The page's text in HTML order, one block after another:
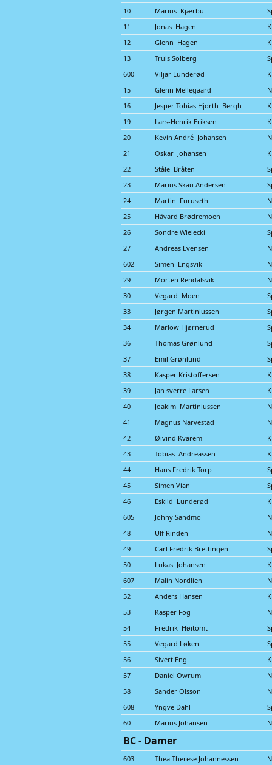
10
Marius Kjærbu
11
Jonas Hagen
12
Glenn Hagen
13
Truls Solberg
600
Viljar Lunderød
15
Glenn Mellegaard
16
Jesper Tobias Hjorth Bergh
19
Lars-Henrik Eriksen
20
Kevin André Johansen
21
Oskar Johansen
22
Ståle Bråten
23
Marius Skau Andersen
24
Martin Furuseth
25
Håvard Brødremoen
26
Sondre Wielecki
27
Andreas Evensen
602
Simen Engsvik
29
Morten Rendalsvik
30
Vegard Moen
33
Jørgen Martiniussen
34
Marlow Hjørnerud
36
Thomas Grønlund
37
Emil Grønlund
38
Kasper Kristoffersen
39
Jan sverre Larsen
40
Joakim Martiniussen
41
Magnus Narvestad
42
Øivind Kvarem
43
Tobias Andreassen
44
Hans Fredrik Torp
45
Simen Vian
46
Eskild Lunderød
605
Johny Sandmo
48
Ulf Rinden
49
Carl Fredrik Brettingen
50
Lukas Johansen
607
Malin Nordlien
52
Anders Hansen
53
Kasper Fog
54
Fredrik Høitomt
55
Vegard Løken
56
Sivert Eng
57
Daniel Owrum
58
Sander Olsson
608
Yngve Dahl
60
Marius Johansen
BC - Damer
603 Thea Therese Johannessen